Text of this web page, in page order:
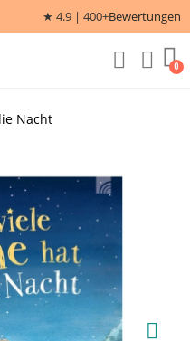
★ 4.9 | 400+Bewertungen
Nacht